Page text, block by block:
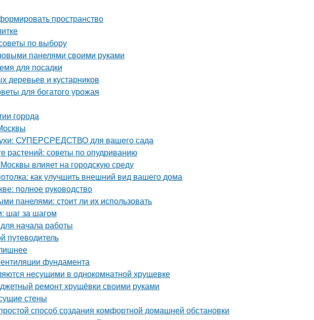
пространство
по выбору
панелями своими руками
для посадки
деревьев и кустарников
для богатого урожая
города
СУПЕРСРЕДСТВО для вашего сада
растений: советы по опудриванию
влияет на городскую среду
как улучшить внешний вид вашего дома
полное руководство
панелями: стоит ли их использовать
шаг за шагом
начала работы
путеводитель
фундамента
несущими в однокомнатной хрущевке
ремонт хрущёвки своими руками
стены
способ создания комфортной домашней обстановки